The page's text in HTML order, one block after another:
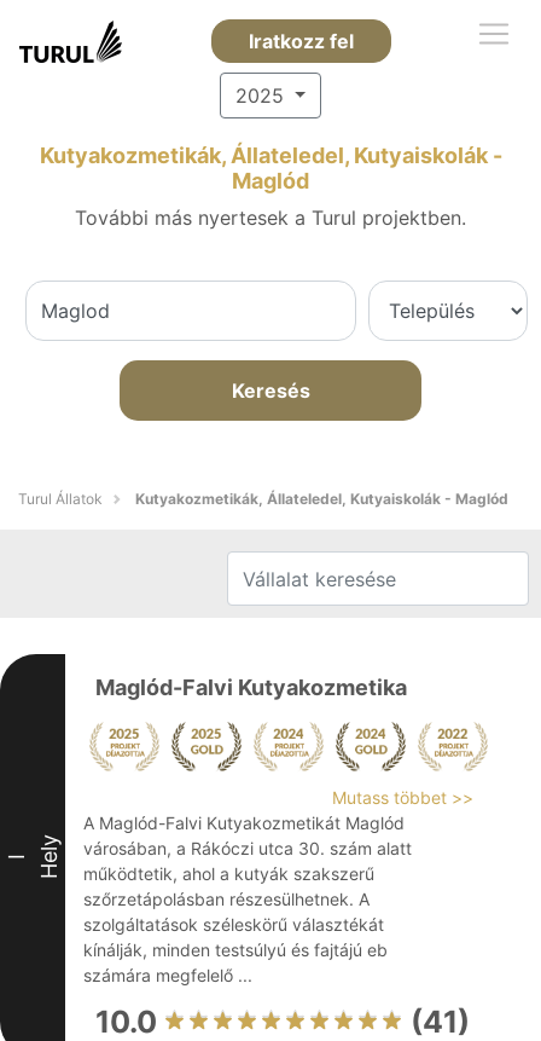
Iratkozz fel
2025
Kutyakozmetikák, Állateledel, Kutyaiskolák -
Maglód
További más nyertesek a Turul projektben.
Keresés
Turul Állatok Kutyakozmetikák, Állateledel, Kutyaiskolák - Maglód
I Hely
Maglód-Falvi Kutyakozmetika
Mutass többet >>
A Maglód-Falvi Kutyakozmetikát Maglód
városában, a Rákóczi utca 30. szám alatt
működtetik, ahol a kutyák szakszerű
szőrzetápolásban részesülhetnek. A
szolgáltatások széleskörű választékát
kínálják, minden testsúlyú és fajtájú eb
számára megfelelő ...
10.0 (41)